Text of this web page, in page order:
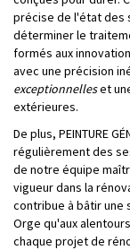
précise de l'état des
déterminer le
formés aux
avec une précision
exceptionnelleset
extérieures.
De plus, PEINTURE
régulièrement des
de notre équipe
vigueur dans la
contribue à bâtir une
Orge qu'aux
chaque projet de